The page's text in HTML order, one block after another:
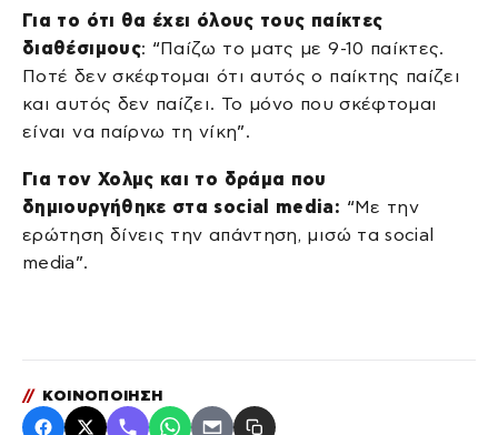
Για το ότι θα έχει όλους τους παίκτες
διαθέσιμους: “Παίζω το ματς με 9-10 παίκτες.
Ποτέ δεν σκέφτομαι ότι αυτός ο παίκτης παίζει
και αυτός δεν παίζει. Το μόνο που σκέφτομαι
είναι να παίρνω τη νίκη”.
Για τον Χολμς και το δράμα που
δημιουργήθηκε στα social media: “Με την
ερώτηση δίνεις την απάντηση, μισώ τα social
media”.
// ΚΟΙΝΟΠΟΙΗΣΗ